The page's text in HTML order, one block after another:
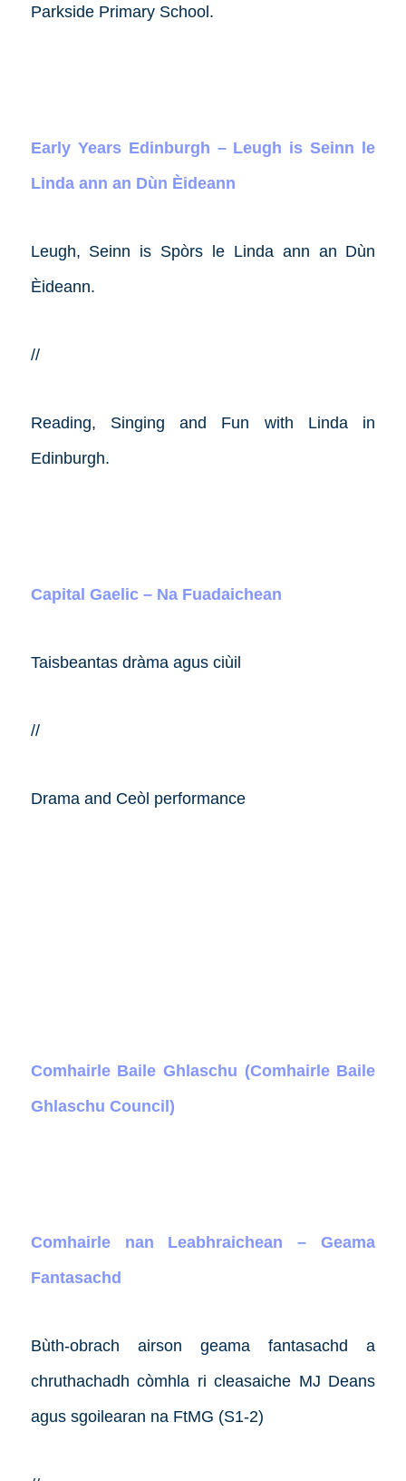
Parkside Primary School.
Early Years Edinburgh – Leugh is Seinn le
Linda ann an Dùn Èideann
Leugh, Seinn is Spòrs le Linda ann an Dùn
Èideann.
//
Reading, Singing and Fun with Linda in
Edinburgh.
Capital Gaelic – Na Fuadaichean
Taisbeantas dràma agus ciùil
//
Drama and Ceòl performance
Comhairle Baile Ghlaschu (Comhairle Baile
Ghlaschu Council)
Comhairle nan Leabhraichean – Geama
Fantasachd
Bùth-obrach airson geama fantasachd a
chruthachadh còmhla ri cleasaiche MJ Deans
agus sgoilearan na FtMG (S1-2)